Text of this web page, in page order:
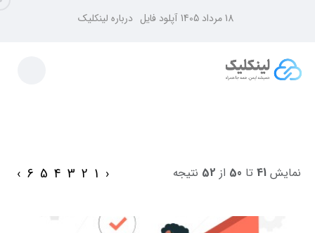
18 مرداد 1405 آپلود فایل درباره لینکلیک
نمایش 41 تا 50 از 52 نتیجه ‹
1
2
3
4
5
6
›